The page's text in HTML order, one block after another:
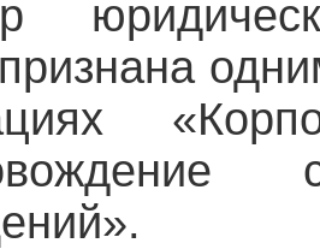
признана